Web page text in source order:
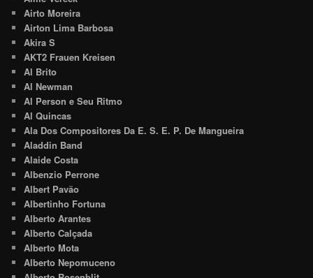
Airto Moreira
Airton Lima Barbosa
Akira S
AKT2 Frauen Kreisen
Al Brito
Al Newman
Al Person e Seu Ritmo
Al Quincas
Ala Dos Compositores Da E. S. E. P. De Mangueira
Aladdin Band
Alaide Costa
Albenzio Perrone
Albert Pavão
Albertinho Fortuna
Alberto Arantes
Alberto Calçada
Alberto Mota
Alberto Nepomuceno